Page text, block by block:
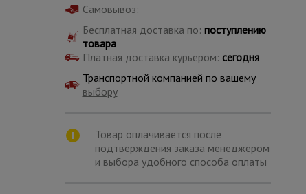
всех
Самовывоз:
Бесплатная доставка по: поступлению
товара
Платная доставка курьером: сегодня
Транспортной компанией по вашему
выбору
Товар оплачивается после
подтверждения заказа менеджером
и выбора удобного способа оплаты